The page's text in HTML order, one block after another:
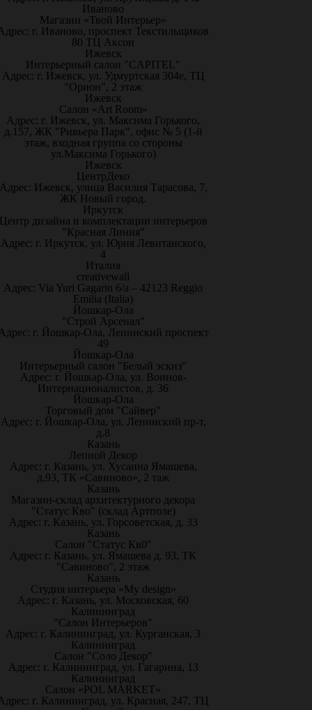
Иваново
Магазин «Твой Интерьер»
г. Иваново, проспект Текстильщиков
80 ТЦ Аксон
Ижевск
Интерьерный салон "CAPITEL"
Адрес: г. Ижевск, ул. Удмуртская 304е, ТЦ
"Орион", 2 этаж
Ижевск
Салон «Art Room»
Адрес: г. Ижевск, ул. Максима Горького,
д.157, ЖК "Ривьера Парк", офис № 5 (1-й
этаж, входная группа со стороны
ул.Максима Горького)
Ижевск
ЦентрДеко
Ижевск, улица Василия Тарасова, 7,
ЖК Новый город.
Иркутск
дизайна и комплектации интерьеров
"Красная Линия"
Адрес: г. Иркутск, ул. Юрия Левитанского,
4
Италия
creativewall
Адрес: Via Yuri Gagarin 6/a – 42123 Reggio
Emilia (Italia)
Йошкар-Ола
"Строй Арсенал"
г. Йошкар-Ола, Ленинский проспект
49
Йошкар-Ола
Интерьерный салон "Белый эскиз"
Адрес: г. Йошкар-Ола, ул. Воинов-
Интернационалистов, д. 36
Йошкар-Ола
Торговый дом "Сайвер"
Адрес: г. Йошкар-Ола, ул. Ленинский пр-т,
д.8
Казань
Лепной Декор
Адрес: г. Казань, ул. Хусаина Ямашева,
д.93, ТК «Савиново», 2 таж
Казань
Магазин-склад архитектурного декора
"Статус Кво" (склад Артполе)
Адрес: г. Казань, ул. Горсоветская, д. 33
Казань
Салон "Статус Кв0"
Адрес: г. Казань, ул. Ямашева д. 93, ТК
"Савиново", 2 этаж
Казань
Студия интерьера «My design»
Адрес: г. Казань, ул. Московская, 60
Калининград
"Салон Интерьеров"
Адрес: г. Калининград, ул. Курганская, 3
Калининград
Салон "Соло Декор"
Адрес: г. Калининград, ул. Гагарина, 13
Калининград
Салон «POL MARKET»
г. Калининград, ул. Красная, 247, ТЦ